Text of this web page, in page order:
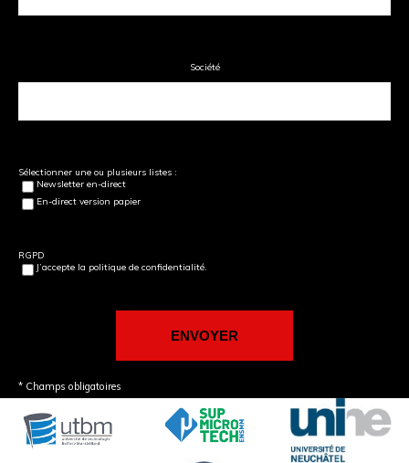
Société
Sélectionner une ou plusieurs listes :
Newsletter en-direct
En-direct version papier
RGPD
J’accepte la politique de confidentialité.
* Champs obligatoires